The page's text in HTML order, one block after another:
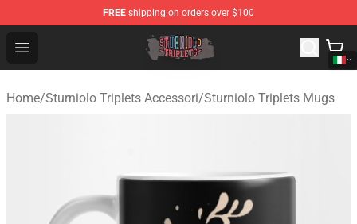
FREE shipping on orders over $100
Open menu
Sturniolo Triplets Shop - Official Sturniolo Triplets
Home/Sturniolo Triplets Accessori/Sturniolo Triplets Mugs